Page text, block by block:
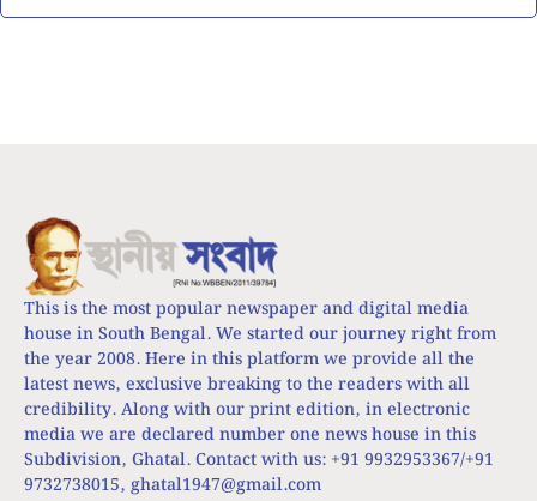
This is the most popular newspaper and digital media
house in South Bengal. We started our journey right from
the year 2008. Here in this platform we provide all the
latest news, exclusive breaking to the readers with all
credibility. Along with our print edition, in electronic
media we are declared number one news house in this
Subdivision, Ghatal. Contact with us: +91 9932953367/+91
9732738015, ghatal1947@gmail.com